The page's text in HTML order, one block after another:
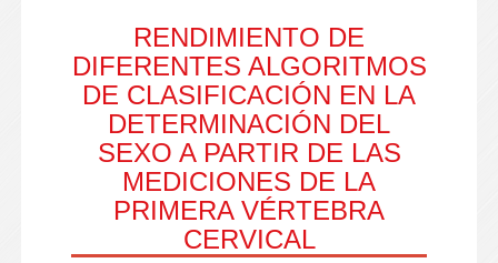
RENDIMIENTO DE
DIFERENTES ALGORITMOS
DE CLASIFICACIÓN EN LA
DETERMINACIÓN DEL
SEXO A PARTIR DE LAS
MEDICIONES DE LA
PRIMERA VÉRTEBRA
CERVICAL